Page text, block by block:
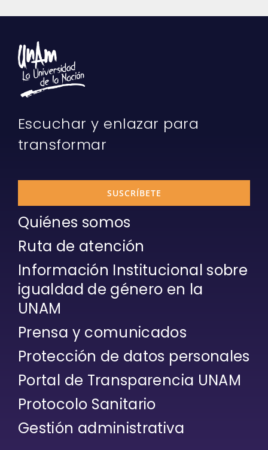
Escuchar y enlazar para
transformar
SUSCRÍBETE
Quiénes somos
Ruta de atención
Información Institucional sobre
igualdad de género en la
UNAM
Prensa y comunicados
Protección de datos personales
Portal de Transparencia UNAM
Protocolo Sanitario
Gestión administrativa